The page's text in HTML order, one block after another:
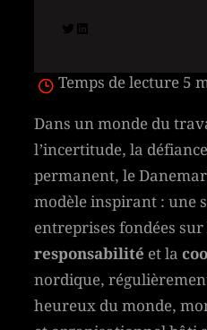
Twitter LinkedIn
Temps de lecture5
Dans un monde du
l’incertitude, la
permanent, le
modèle inspirant : une
entreprises fondées sur
responsabilité et la
nordique,
heureux du monde,